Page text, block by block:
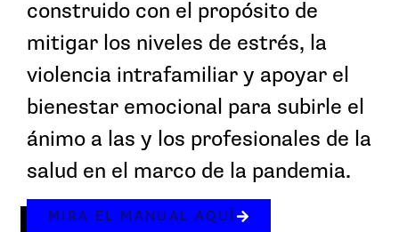
construido con el propósito de
mitigar los niveles de estrés, la
violencia intrafamiliar y apoyar el
bienestar emocional para subirle el
ánimo a las y los profesionales de la
salud en el marco de la pandemia.
MIRA EL MANUAL AQUÍ